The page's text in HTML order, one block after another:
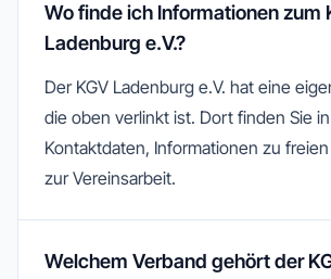
Wo finde ich Informationen zum
Ladenburg e.V.?
Der KGV Ladenburg e.V. hat eine
die oben verlinkt ist. Dort finden Sie
Kontaktdaten, Informationen zu
zur Vereinsarbeit.
Welchem Verband gehört der